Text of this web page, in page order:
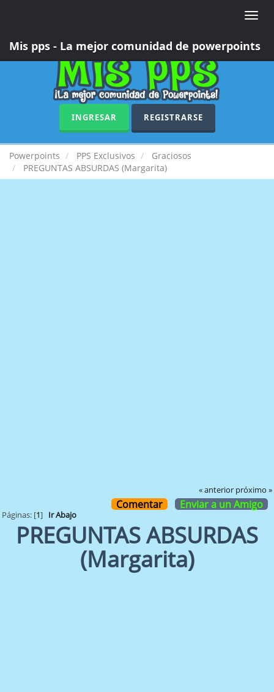
Toggle
Mis pps - La mejor comunidad de powerpoints
INGRESAR REGISTRARSE
Powerpoints PPS Exclusivos
Graciosos
PREGUNTAS ABSURDAS (Margarita)
« anterior próximo »
Comentar Enviar a un Amigo
Páginas: [1] Ir Abajo
PREGUNTAS ABSURDAS
(Margarita)